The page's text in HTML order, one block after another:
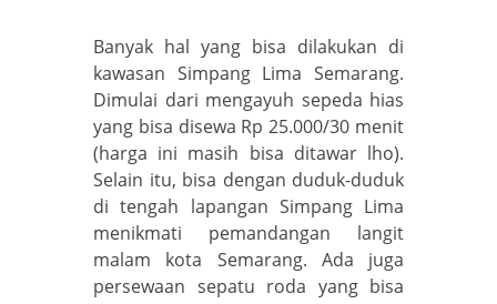
Banyak hal yang bisa dilakukan di
kawasan Simpang Lima Semarang.
Dimulai dari mengayuh sepeda hias
yang bisa disewa Rp 25.000/30 menit
(harga ini masih bisa ditawar lho).
Selain itu, bisa dengan duduk-duduk
di tengah lapangan Simpang Lima
menikmati pemandangan langit
malam kota Semarang. Ada juga
persewaan sepatu roda yang bisa